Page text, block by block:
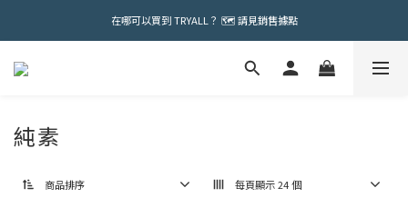
在哪可以買到 TRYALL？ 🗺️ 請見銷售據點
純素
商品排序 每頁顯示 24 個